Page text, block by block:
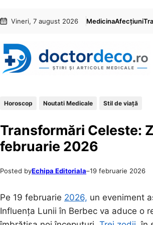
conținut
content
Vineri, 7 august 2026 MedicinaAfecțiuni
Horoscop Noutati Medicale Stil de viaţă
Transformări Celeste:
februarie 2026
Posted byEchipa Editoriala–19 februarie 2026
Pe 19 februarie 2026, un eveniment
Influența Lunii în Berbec va aduce o